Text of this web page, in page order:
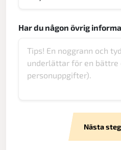
Har du någon övrig
Nästa steg